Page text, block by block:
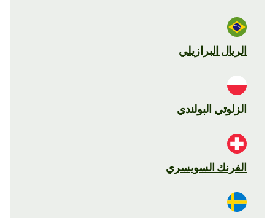
الريال البرازيلي
الزلوتي البولندي
الفرنك السويسري